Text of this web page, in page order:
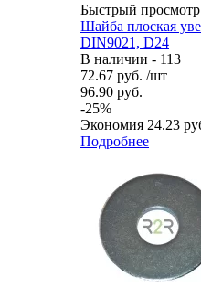
Быстрый просмотр
Шайба плоская
DIN9021, D24
В наличии - 113
72.67 руб. /шт
96.90 руб.
-25%
Экономия 24.23
Подробнее